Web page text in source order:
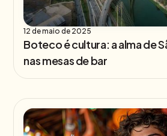
12 de maio de 2025
Boteco é cultura: a alma de
nas mesas de bar